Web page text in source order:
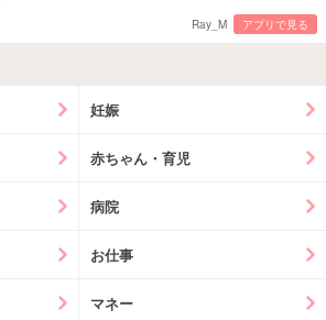
Ray_M アプリで見る
妊娠
赤ちゃん・育児
病院
お仕事
マネー